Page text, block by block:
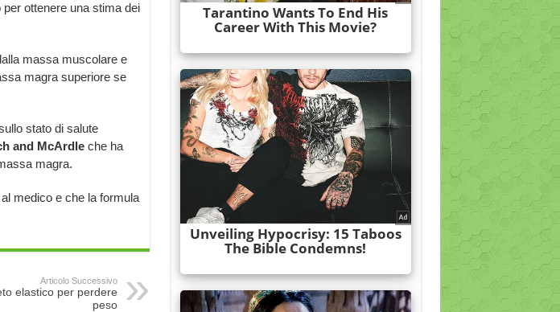
ottenere una stima dei
massa muscolare e
magra superiore se
stato di salute
and McArdleche ha
magra.
medico e che la formula
Articolo Successivo
elastico per perdere
peso